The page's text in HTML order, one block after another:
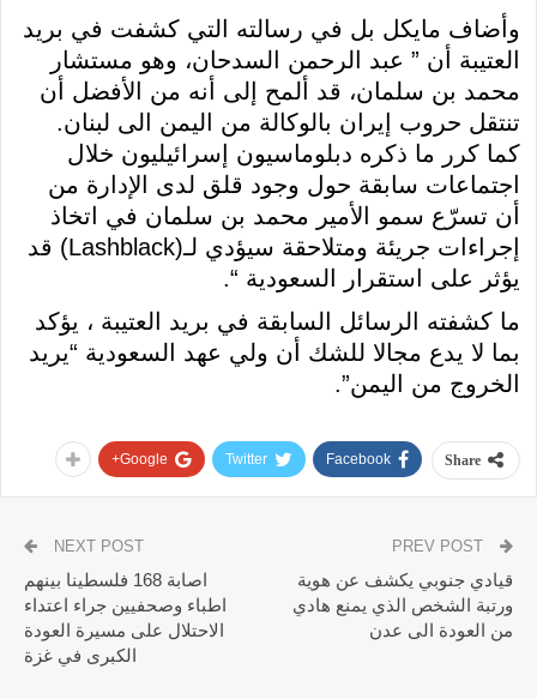
وأضاف مايكل بل في رسالته التي كشفت في بريد
العتيبة أن ” عبد الرحمن السدحان، وهو مستشار
محمد بن سلمان، قد ألمح إلى أنه من الأفضل أن
تنتقل حروب إيران بالوكالة من اليمن الى لبنان.
كما كرر ما ذكره دبلوماسيون إسرائيليون خلال
اجتماعات سابقة حول وجود قلق لدى الإدارة من
أن تسرّع سمو الأمير محمد بن سلمان في اتخاذ
إجراءات جريئة ومتلاحقة سيؤدي لـ(Lashblack) قد
يؤثر على استقرار السعودية “.
ما كشفته الرسائل السابقة في بريد العتيبة ، يؤكد
بما لا يدع مجالا للشك أن ولي عهد السعودية “يريد
الخروج من اليمن”.
Share
Facebook
Twitter
Google+
قيادي جنوبي يكشف عن هوية
ورتبة الشخص الذي يمنع هادي
من العودة الى عدن
NEXT POST
اصابة 168 فلسطينا بينهم
اطباء وصحفيين جراء اعتداء
الاحتلال على مسيرة العودة
الكبرى في غزة